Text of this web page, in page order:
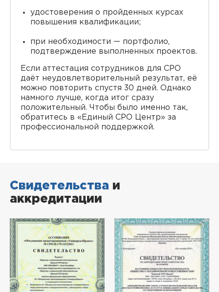
удостоверения о пройденных курсах
повышения квалификации;
при необходимости — портфолио,
подтверждение выполненных проектов.
Если аттестация сотрудников для СРО
даёт неудовлетворительный результат, её
можно повторить спустя 30 дней. Однако
намного лучше, когда итог сразу
положительный. Чтобы было именно так,
обратитесь в «Единый СРО Центр» за
профессиональной поддержкой.
Свидетельства и
аккредитации